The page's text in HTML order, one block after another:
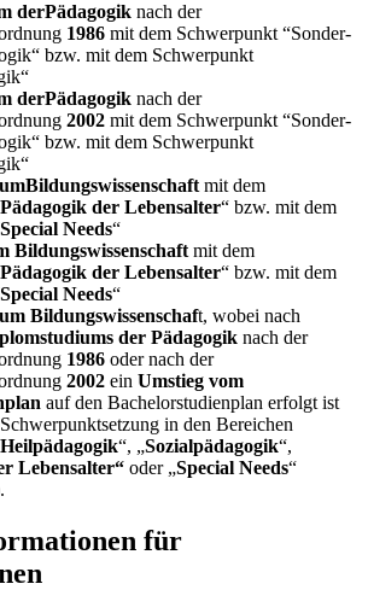
derPädagogik nach der
1986 mit dem Schwerpunkt “Sonder-
bzw. mit dem Schwerpunkt
derPädagogik nach der
2002 mit dem Schwerpunkt “Sonder-
bzw. mit dem Schwerpunkt
Bildungswissenschaft mit dem
Pädagogik der Lebensalter“ bzw. mit dem
Special Needs“
Bildungswissenschaft mit dem
Pädagogik der Lebensalter“ bzw. mit dem
Special Needs“
Bildungswissenschaft, wobei nach
der Pädagogik nach der
1986 oder nach der
2002 ein Umstieg vom
auf den Bachelorstudienplan erfolgt ist
in den Bereichen
“, „Sozialpädagogik“,
Lebensalter“ oder „Special Needs“
für